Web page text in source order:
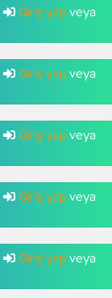
Giriş yap veya
Giriş yap veya
Giriş yap veya
Giriş yap veya
Giriş yap veya